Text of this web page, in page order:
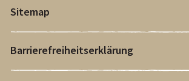
Sitemap
Barrierefreiheitserklärung